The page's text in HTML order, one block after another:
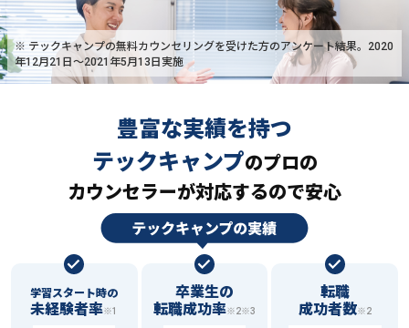
※ テックキャンプの無料カウンセリングを受けた方のアンケート結果。2020
年12月21日〜2021年5月13日実施
豊富な実績を持つ
テックキャンプのプロの
カウンセラーが対応するので安心
学習スタート時の
未経験者率※1
卒業生の
転職成功率※2※3
転職
成功者数※2